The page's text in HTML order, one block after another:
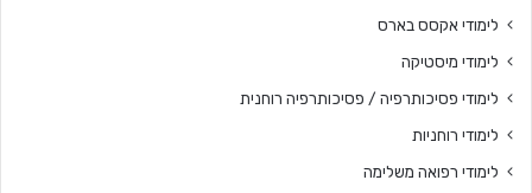
לימודי אקסס בארס
לימודי מיסטיקה
לימודי פסיכותרפיה / פסיכותרפיה רוחנית
לימודי רוחניות
לימודי רפואה משלימה